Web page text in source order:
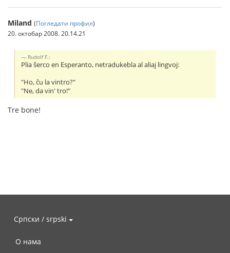
Miland (Погледати профил)
20. октобар 2008. 20.14.21
Rudolf F.:
Plia ŝerco en Esperanto, netradukebla al aliaj lingvoj:
"Ho, ĉu la vintro?"
"Ne, da vin' tro!"
Tre bone!
Српски / srpski
О нама